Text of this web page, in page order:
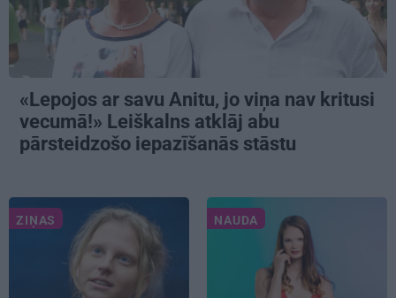
«Lepojos ar savu Anitu, jo viņa nav kritusi
vecumā!» Leiškalns atklāj abu
pārsteidzošo iepazīšanās stāstu
ZIŅAS NAUDA